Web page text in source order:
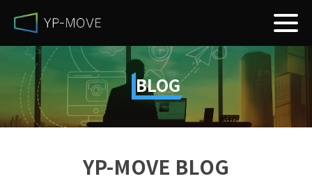
BLOG
YP-MOVE BLOG